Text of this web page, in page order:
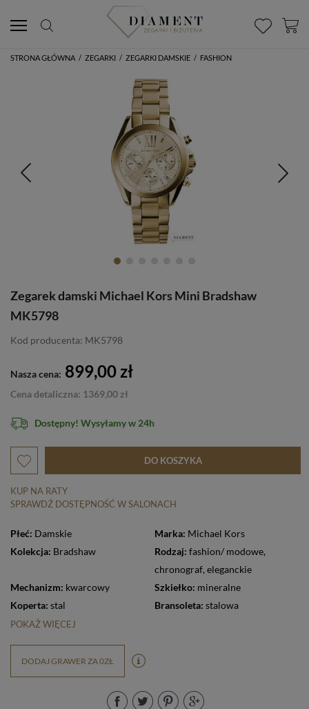
STRONA GŁÓWNA / ZEGARKI / ZEGARKI DAMSKIE / FASHION
Zegarek damski Michael Kors Mini Bradshaw
MK5798
Kod producenta: MK5798
Nasza cena: 899,00 zł
Cena detaliczna: 1369,00 zł
Dostępny! Wysyłamy w 24h
DO KOSZYKA
KUP NA RATY
SPRAWDŹ DOSTĘPNOŚĆ W SALONACH
Płeć: Damskie Marka: Michael Kors
Kolekcja: Bradshaw Rodzaj: fashion/ modowe,
chronograf, eleganckie
Mechanizm: kwarcowy Szkiełko: mineralne
Koperta: stal Bransoleta: stalowa
POKAŻ WIĘCEJ
DODAJ GRAWER ZA 0ZŁ